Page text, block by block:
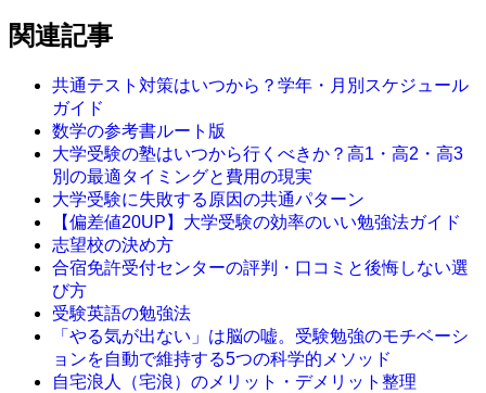
関連記事
共通テスト対策はいつから？学年・月別スケジュール
ガイド
数学の参考書ルート版
大学受験の塾はいつから行くべきか？高1・高2・高3
別の最適タイミングと費用の現実
大学受験に失敗する原因の共通パターン
【偏差値20UP】大学受験の効率のいい勉強法ガイド
志望校の決め方
合宿免許受付センターの評判・口コミと後悔しない選
び方
受験英語の勉強法
「やる気が出ない」は脳の嘘。受験勉強のモチベーシ
ョンを自動で維持する5つの科学的メソッド
自宅浪人（宅浪）のメリット・デメリット整理